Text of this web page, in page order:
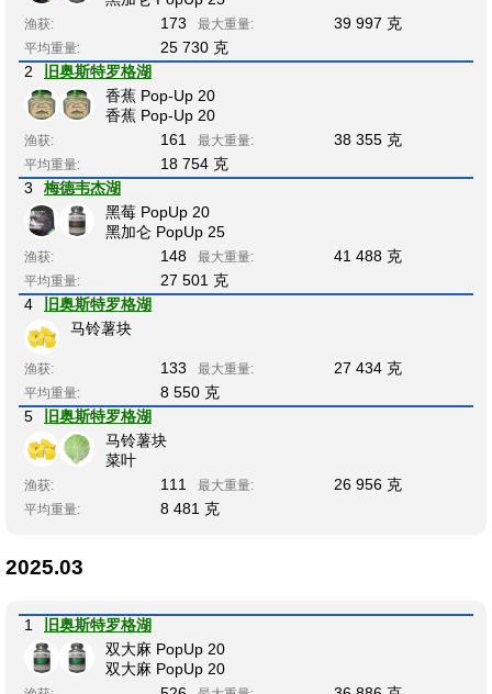
渔获: 173 最大重量: 39 997 克
平均重量:
25 730 克
2
旧奥斯特罗格湖
香蕉 Pop-Up 20
香蕉 Pop-Up 20
渔获: 161 最大重量: 38 355 克
平均重量:
18 754 克
3
梅德韦杰湖
黑莓 PopUp 20
黑加仑 PopUp 25
渔获: 148 最大重量: 41 488 克
平均重量:
27 501 克
4
旧奥斯特罗格湖
马铃薯块
渔获: 133 最大重量: 27 434 克
平均重量:
8 550 克
5
旧奥斯特罗格湖
马铃薯块
菜叶
渔获: 111 最大重量: 26 956 克
平均重量: 8 481 克
2025.03
1
旧奥斯特罗格湖
双大麻 PopUp 20
双大麻 PopUp 20